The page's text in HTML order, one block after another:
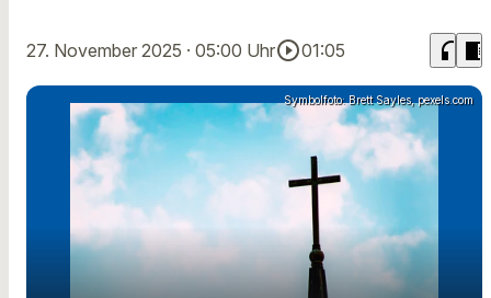
27. November 2025 · 05:00 Uhrplay_circle_outline01:05 headphones chrome_reader_mode
Symbolfoto: Brett Sayles, pexels.com